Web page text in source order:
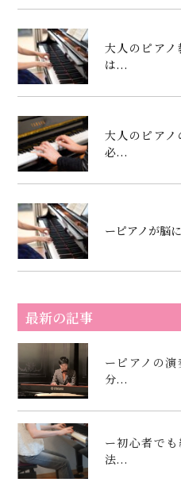
大人のピア
は...
大人のピア
必...
ーピアノが脳
最新の記事
ーピアノの
分...
ー初心者で
法...